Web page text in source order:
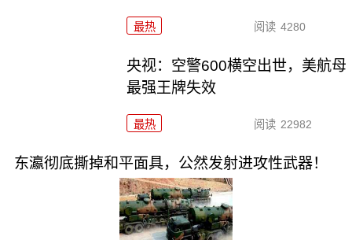
最热 阅读 4280
央视：空警600横空出世，美航母
最强王牌失效
最热 阅读 22982
东瀛彻底撕掉和平面具，公然发射进攻性武器！